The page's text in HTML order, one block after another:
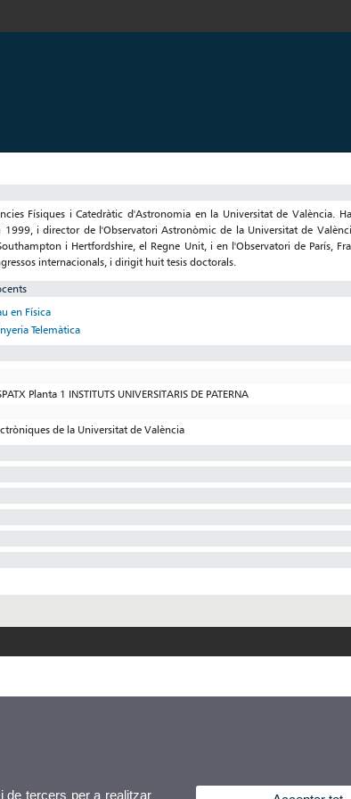
Físiques i Catedràtic d'Astronomia en la Universitat de València.
i director de l'Observatori Astronòmic de la Universitat de
i Hertfordshire, el Regne Unit, i en l'Observatori de París,
internacionals, i dirigit huit tesis doctorals.
en Física
Telemàtica
Planta 1 INSTITUTS UNIVERSITARIS DE PATERNA
de la Universitat de València
de tercers per a realitzar